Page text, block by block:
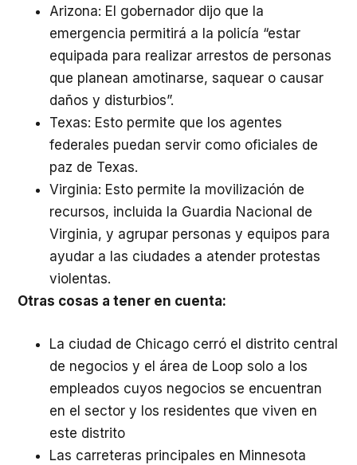
Arizona: El gobernador dijo que la
emergencia permitirá a la policía “estar
equipada para realizar arrestos de personas
que planean amotinarse, saquear o causar
daños y disturbios”.
Texas: Esto permite que los agentes
federales puedan servir como oficiales de
paz de Texas.
Virginia: Esto permite la movilización de
recursos, incluida la Guardia Nacional de
Virginia, y agrupar personas y equipos para
ayudar a las ciudades a atender protestas
violentas.
Otras cosas a tener en cuenta:
La ciudad de Chicago cerró el distrito central
de negocios y el área de Loop solo a los
empleados cuyos negocios se encuentran
en el sector y los residentes que viven en
este distrito
Las carreteras principales en Minnesota